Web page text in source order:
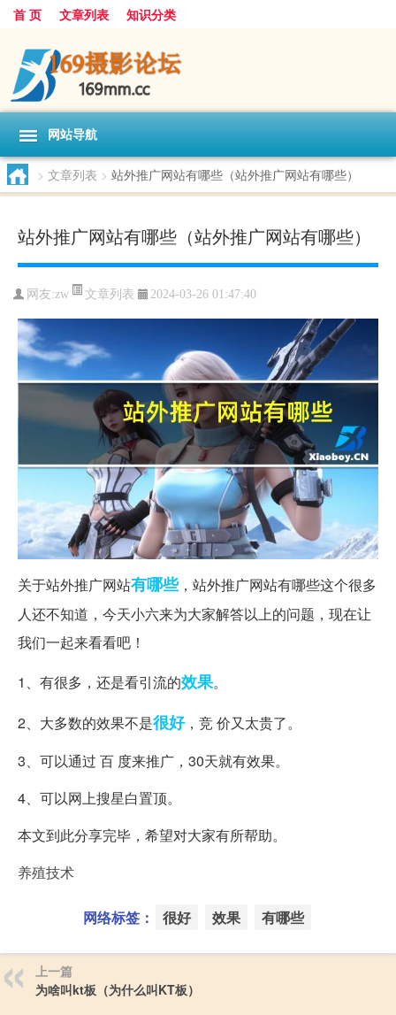
首 页 文章列表 知识分类
网站导航
> 文章列表 > 站外推广网站有哪些（站外推广网站有哪些）
站外推广网站有哪些（站外推广网站有哪些）
网友:zw 文章列表 2024-03-26 01:47:40
关于站外推广网站有哪些，站外推广网站有哪些这个很多
人还不知道，今天小六来为大家解答以上的问题，现在让
我们一起来看看吧！
1、有很多，还是看引流的效果。
2、大多数的效果不是很好，竞 价又太贵了。
3、可以通过 百 度来推广，30天就有效果。
4、可以网上搜星白置顶。
本文到此分享完毕，希望对大家有所帮助。
养殖技术
网络标签： 很好 效果 有哪些
上一篇
为啥叫kt板（为什么叫KT板）